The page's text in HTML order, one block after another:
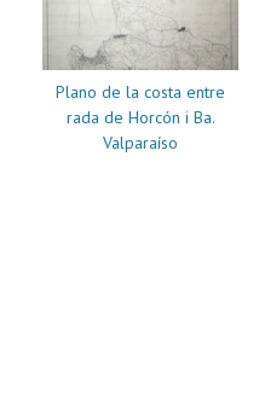
Plano de la costa entre
rada de Horcón i Ba.
Valparaíso